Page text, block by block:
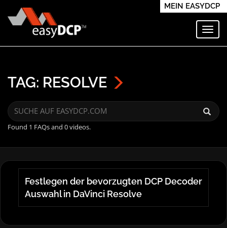
MEIN EASYDCP
TAG: RESOLVE
Found 1 FAQs and 0 videos.
Festlegen der bevorzugten DCP Decoder
Auswahl in DaVinci Resolve